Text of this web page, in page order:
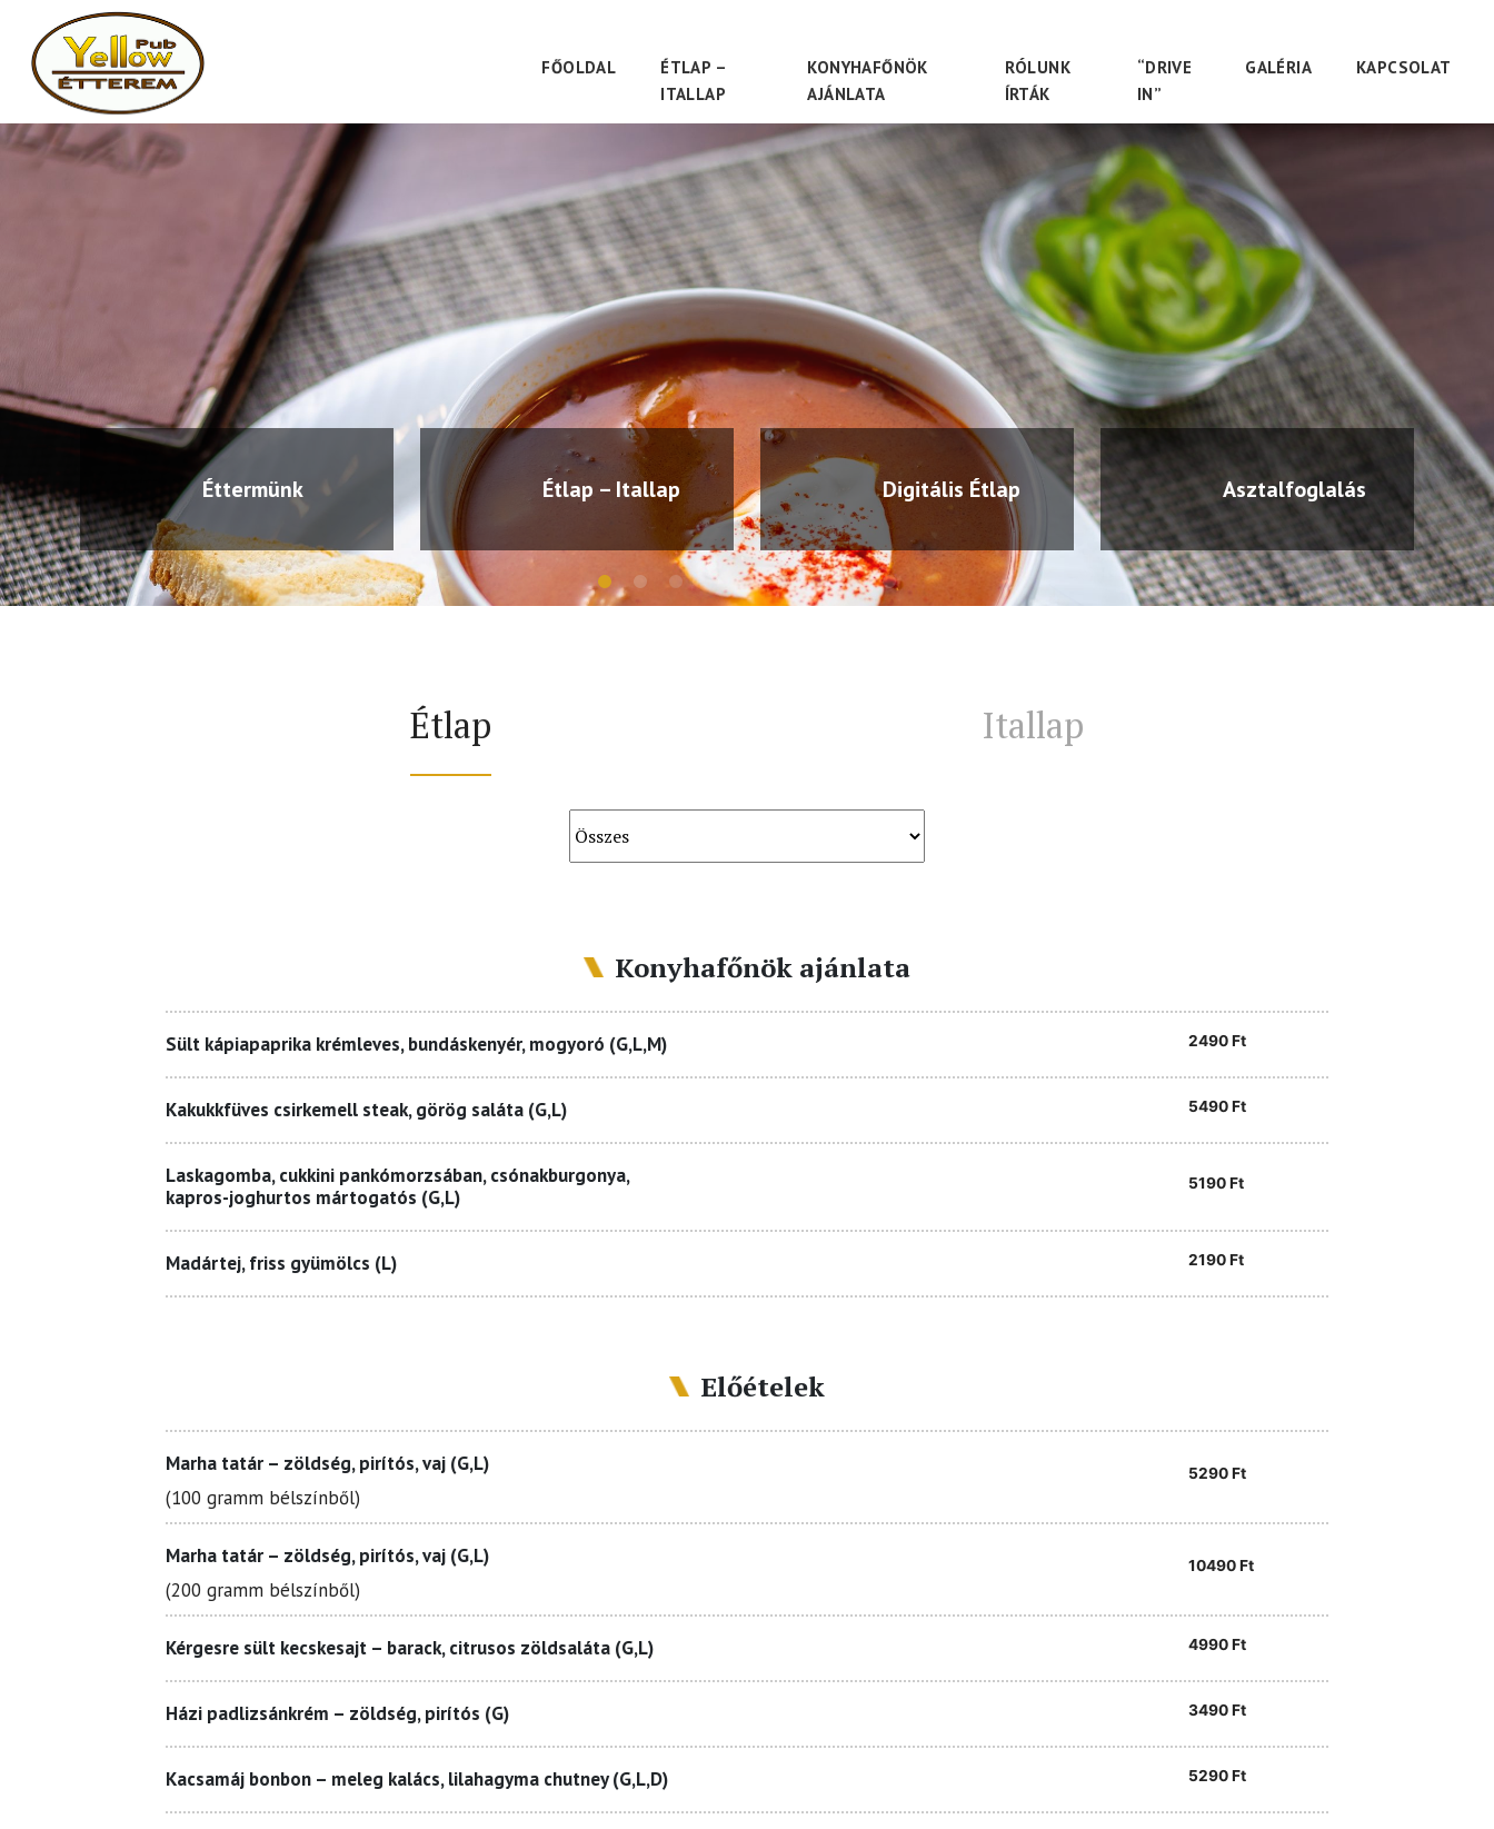
FŐOLDAL
ÉTLAP –
ITALLAP
KONYHAFŐNÖK
AJÁNLATA
RÓLUNK
ÍRTÁK
“DRIVE
IN”
GALÉRIA KAPCSOLAT
Éttermünk Étlap – Itallap Digitális Étlap Asztalfoglalás
Étlap Itallap
Konyhafőnök ajánlata
Sült kápiapaprika krémleves, bundáskenyér, mogyoró (G,L,M) 2490Ft
Kakukkfüves csirkemell steak, görög saláta (G,L) 5490Ft
Laskagomba, cukkini pankómorzsában, csónakburgonya,
kapros-joghurtos mártogatós (G,L)
5190Ft
Madártej, friss gyümölcs (L) 2190Ft
Előételek
Marha tatár – zöldség, pirítós, vaj (G,L)
(100 gramm bélszínből)
5290Ft
Marha tatár – zöldség, pirítós, vaj (G,L)
(200 gramm bélszínből)
10490Ft
Kérgesre sült kecskesajt – barack, citrusos zöldsaláta (G,L) 4990Ft
Házi padlizsánkrém – zöldség, pirítós (G) 3490Ft
Kacsamáj bonbon – meleg kalács, lilahagyma chutney (G,L,D) 5290Ft